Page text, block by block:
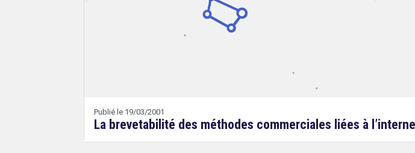
Publié le 19/03/2001
La brevetabilité des méthodes commerciales liées à